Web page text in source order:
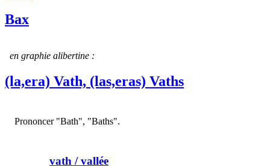
Bax
en graphie alibertine :
(la,era) Vath, (las,eras) Vaths
Prononcer "Bath", "Baths".
vath / vallée